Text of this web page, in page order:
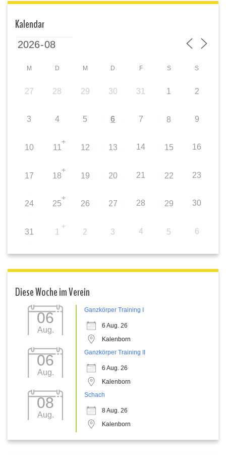
Kalendar
M D M D F S S
27 28 29 30 31 1 2
3 4 5 6 7 8 9
10 11
+
12 13 14 15 16
17 18
+
19 20 21 22 23
24 25
+
26 27 28 29 30
31 1
+
2 3 4 5 6
Diese Woche im Verein
06
Aug.
Ganzkörper Training I
6 Aug. 26
Kalenborn
06
Aug.
Ganzkörper Training II
6 Aug. 26
Kalenborn
08
Aug.
Schach
8 Aug. 26
Kalenborn